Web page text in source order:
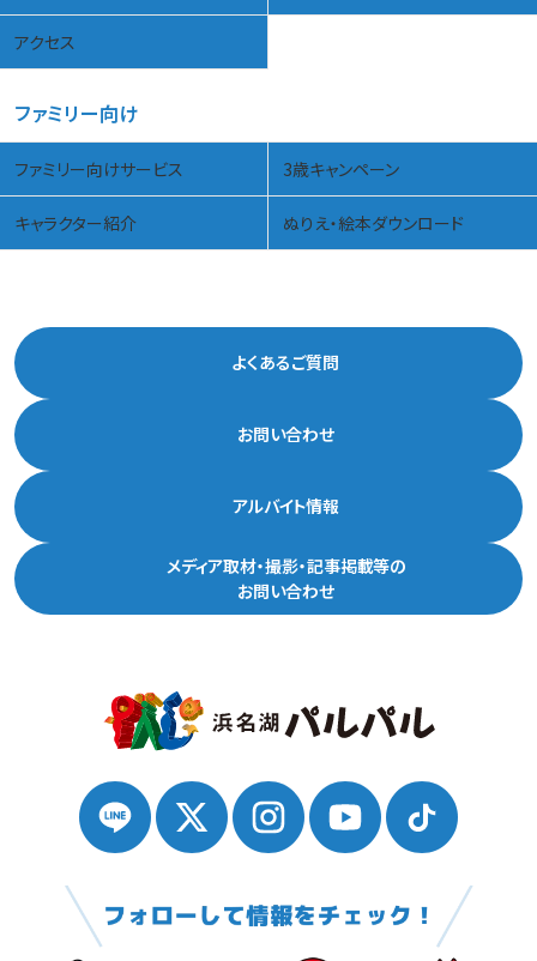
アクセス
ファミリー向け
ファミリー向けサービス 3歳キャンペーン
キャラクター紹介 ぬりえ・絵本ダウンロード
よくあるご質問
お問い合わせ
アルバイト情報
メディア取材・撮影・記事掲載等の
お問い合わせ